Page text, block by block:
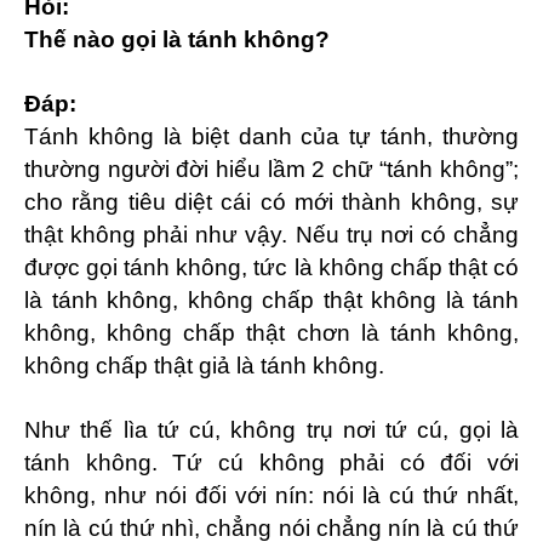
Hỏi:
Thế nào gọi là tánh không?
Đáp:
Tánh không là biệt danh của tự tánh, thường
thường người đời hiểu lầm 2 chữ “tánh không”;
cho rằng tiêu diệt cái có mới thành không, sự
thật không phải như vậy. Nếu trụ nơi có chẳng
được gọi tánh không, tức là không chấp thật có
là tánh không, không chấp thật không là tánh
không, không chấp thật chơn là tánh không,
không chấp thật giả là tánh không.
Như thế lìa tứ cú, không trụ nơi tứ cú, gọi là
tánh không. Tứ cú không phải có đối với
không, như nói đối với nín: nói là cú thứ nhất,
nín là cú thứ nhì, chẳng nói chẳng nín là cú thứ